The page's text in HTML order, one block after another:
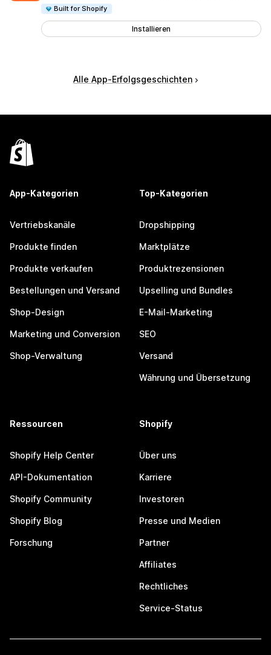
Built for Shopify
Installieren
Alle App-Erfolgsgeschichten
App-Kategorien
Vertriebskanäle
Produkte finden
Produkte verkaufen
Bestellungen und Versand
Shop-Design
Marketing und Conversion
Shop-Verwaltung
Top-Kategorien
Dropshipping
Marktplätze
Produktrezensionen
Upselling und Bundles
E-Mail-Marketing
SEO
Versand
Währung und Übersetzung
Ressourcen
Shopify Help Center
API-Dokumentation
Shopify Community
Shopify Blog
Forschung
Shopify
Über uns
Karriere
Investoren
Presse und Medien
Partner
Affiliates
Rechtliches
Service-Status